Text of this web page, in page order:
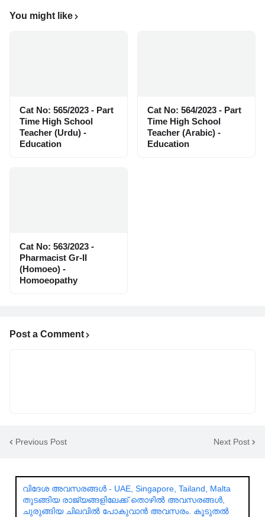
You might like
Cat No: 565/2023 - Part
Time High School
Teacher (Urdu) -
Education
Cat No: 564/2023 - Part
Time High School
Teacher (Arabic) -
Education
Cat No: 563/2023 -
Pharmacist Gr-II
(Homoeo) -
Homoeopathy
Post a Comment
Previous Post Next Post
വിദേശ അവസരങ്ങൾ - UAE, Singapore, Tailand, Malta
തുടങ്ങിയ രാജ്യങ്ങളിലേക്ക് തൊഴിൽ അവസരങ്ങൾ,
ചുരുങ്ങിയ ചിലവിൽ പോകുവാൻ അവസരം. കൂടുതൽ